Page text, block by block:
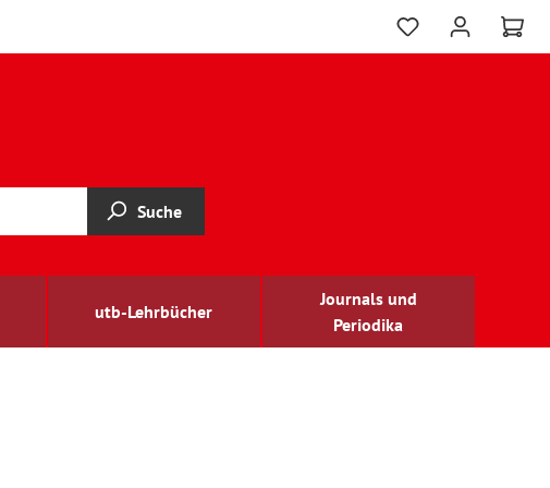
Suche
utb-Lehrbücher
Journals und
Periodika